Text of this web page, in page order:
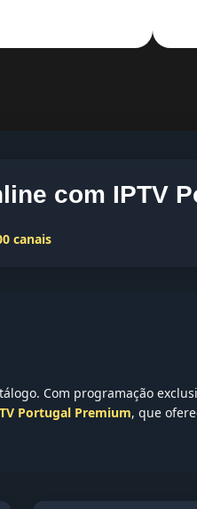
com IPTV
canais
Com programação
Portugal Premium, que